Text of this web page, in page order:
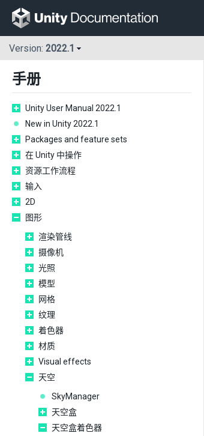
Version: 2022.1
手册
Unity User Manual 2022.1
New in Unity 2022.1
Packages and feature sets
在 Unity 中操作
资源工作流程
输入
2D
图形
渲染管线
摄像机
光照
模型
网格
纹理
着色器
材质
Visual effects
天空
SkyManager
天空盒
天空盒着色器